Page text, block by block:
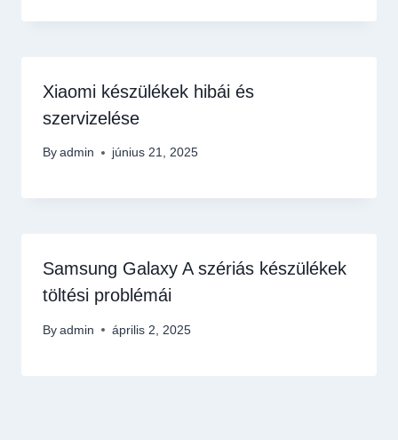
Xiaomi készülékek hibái és
szervizelése
By admin június 21, 2025
Samsung Galaxy A szériás készülékek
töltési problémái
By admin április 2, 2025